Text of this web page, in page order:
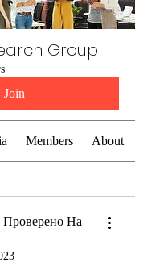
Group
Join
Members About
На